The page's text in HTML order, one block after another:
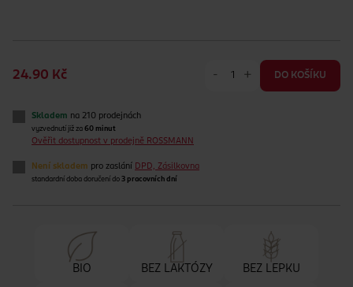
24.90 Kč - + DO KOŠÍKU
Skladem na 210 prodejnách
vyzvednutí již za 60 minut
Ověřit dostupnost v prodejně ROSSMANN
Není skladem pro zaslání DPD, Zásilkovna
standardní doba doručení do 3 pracovních dní
BIO BEZ LAKTÓZY BEZ LEPKU